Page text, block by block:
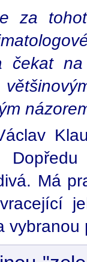
za
čekat
Má
vybranou